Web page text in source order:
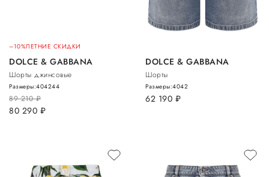
–10%ЛЕТНИЕ СКИДКИ
DOLCE & GABBANA
Шорты джинсовые
89 210руб.
80 290 руб.
Размеры:404244
DOLCE & GABBANA
Шорты
62 190 руб.
Размеры:4042